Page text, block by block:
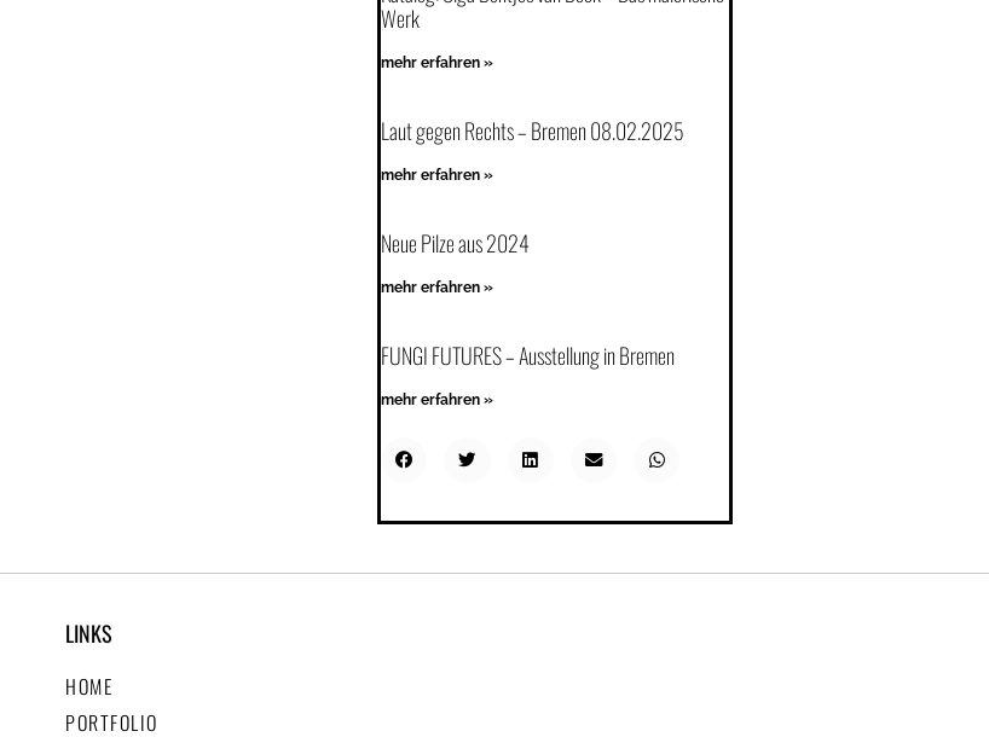
Werk
mehr erfahren »
Laut gegen Rechts – Bremen 08.02.2025
mehr erfahren »
Neue Pilze aus 2024
mehr erfahren »
FUNGI FUTURES – Ausstellung in Bremen
mehr erfahren »
LINKS
HOME
PORTFOLIO